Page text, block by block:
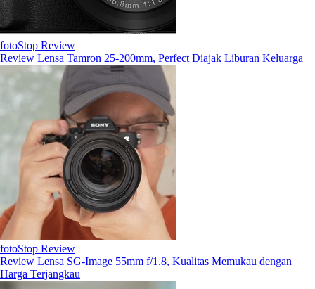
fotoStop Review
Review Lensa Tamron 25-200mm, Perfect Diajak Liburan Keluarga
fotoStop Review
Review Lensa SG-Image 55mm f/1.8, Kualitas Memukau dengan
Harga Terjangkau